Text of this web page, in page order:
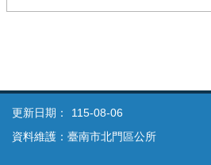
更新日期：
115-08-06
資料維護：臺南市北門區公所